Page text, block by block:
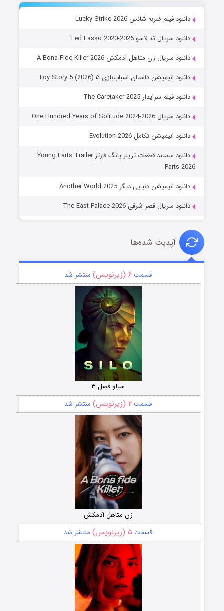
دانلود فیلم ضربه شانس Lucky Strike 2026
دانلود سریال تد لاسو Ted Lasso 2020-2026
دانلود سریال زن متاهل آدمکش A Bona Fide Killer 2026
دانلود انیمیشن داستان اسباب‌بازی ۵ Toy Story 5 (2026)
دانلود فیلم سرایدار The Caretaker 2025
دانلود سریال One Hundred Years of Solitude 2024-2026
دانلود انیمیشن تکامل Evolution 2026
دانلود مستند قطعات تریلر یانگ فارتز Young Farts Trailer
Parts 2026
دانلود انیمیشن دنیایی دیگر Another World 2025
دانلود سریال قصر شرقی The East Palace 2026
آپدیت شده‌ها
قسمت ۶ (زیرنویس) منتشر شد
سیلو فصل ۳
قسمت ۲ (زیرنویس) منتشر شد
زن متاهل آدمکش
قسمت ۵ (زیرنویس) منتشر شد